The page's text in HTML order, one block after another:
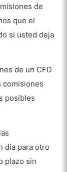
de
que el
si usted deja
de un CFD
comisiones
posibles
día para otro
plazo sin